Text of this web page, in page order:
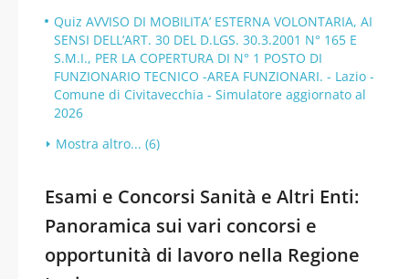
Quiz AVVISO DI MOBILITA’ ESTERNA VOLONTARIA, AI
SENSI DELL’ART. 30 DEL D.LGS. 30.3.2001 N° 165 E
S.M.I., PER LA COPERTURA DI N° 1 POSTO DI
FUNZIONARIO TECNICO -AREA FUNZIONARI. - Lazio -
Comune di Civitavecchia - Simulatore aggiornato al
2026
Mostra altro... (6)
Esami e Concorsi Sanità e Altri Enti:
Panoramica sui vari concorsi e
opportunità di lavoro nella Regione